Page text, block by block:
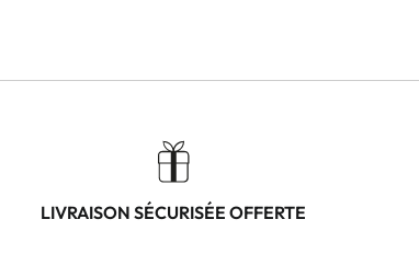
LIVRAISON SÉCURISÉE OFFERTE